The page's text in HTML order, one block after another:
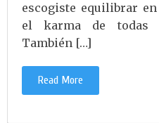
escogiste equilibrar
el karma de todas
También […]
Read More